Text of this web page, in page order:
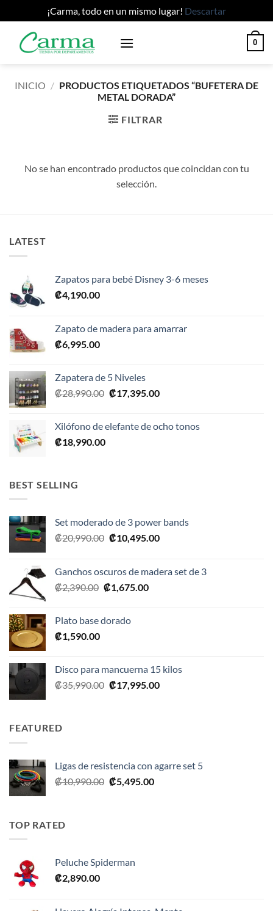
¡Carma, todo en un mismo lugar! Descartar
0
INICIO / PRODUCTOS ETIQUETADOS “BUFETERA DE
METAL DORADA”
FILTRAR
No se han encontrado productos que coincidan con tu
selección.
LATEST
Zapatos para bebé Disney 3-6 meses
₡4,190.00
Zapato de madera para amarrar
₡6,995.00
Zapatera de 5 Niveles
₡28,990.00 El
era:
₡17,395.00El
es:
Xilófono de elefante de ocho tonos
₡18,990.00
BEST SELLING
Set moderado de 3 power bands
₡20,990.00 El
era:
₡20,990.00.
₡10,495.00El
es:
Ganchos oscuros de madera set de 3
₡2,390.00 El
era:
₡1,675.00El
Plato base dorado
₡1,590.00
Disco para mancuerna 15 kilos
₡35,990.00 El
₡17,995.00El
FEATURED
Ligas de resistencia con agarre set 5
₡10,990.00 El
₡5,495.00El
TOP RATED
Peluche Spiderman
₡2,890.00